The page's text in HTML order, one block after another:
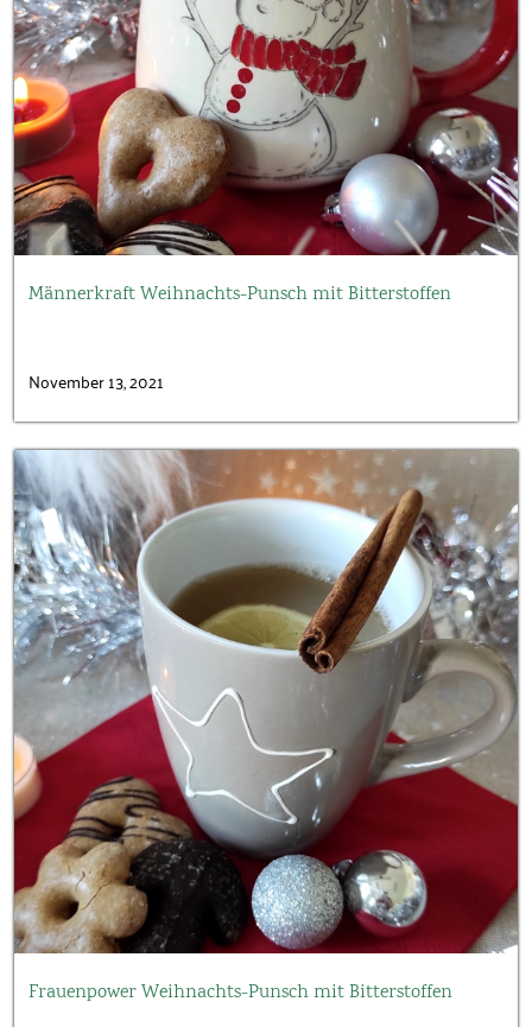
Männerkraft Weihnachts-Punsch mit Bitterstoffen
November 13, 2021
Frauenpower Weihnachts-Punsch mit Bitterstoffen